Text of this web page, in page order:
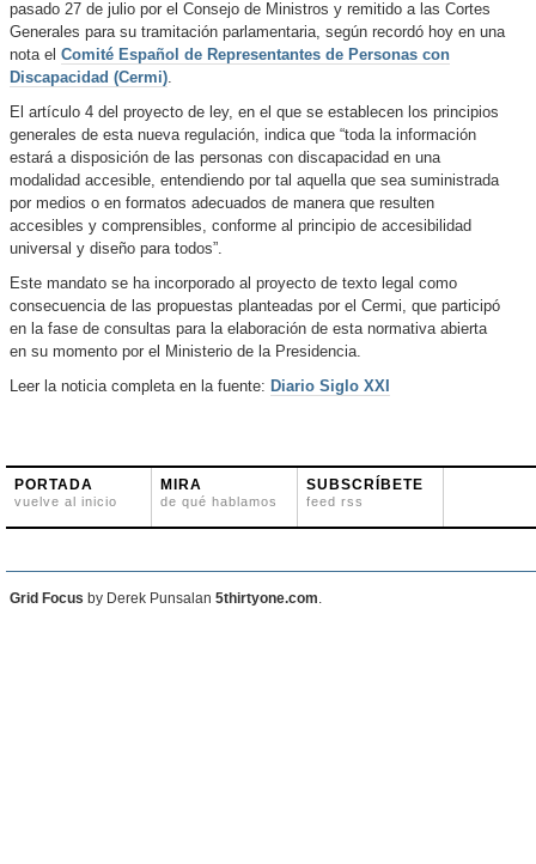
pasado 27 de julio por el Consejo de Ministros y remitido a las Cortes
Generales para su tramitación parlamentaria, según recordó hoy en una
nota el Comité Español de Representantes de Personas con
Discapacidad (Cermi).
El artículo 4 del proyecto de ley, en el que se establecen los principios
generales de esta nueva regulación, indica que “toda la información
estará a disposición de las personas con discapacidad en una
modalidad accesible, entendiendo por tal aquella que sea suministrada
por medios o en formatos adecuados de manera que resulten
accesibles y comprensibles, conforme al principio de accesibilidad
universal y diseño para todos”.
Este mandato se ha incorporado al proyecto de texto legal como
consecuencia de las propuestas planteadas por el Cermi, que participó
en la fase de consultas para la elaboración de esta normativa abierta
en su momento por el Ministerio de la Presidencia.
Leer la noticia completa en la fuente: Diario Siglo XXI
PORTADA
vuelve al inicio
MIRA
de qué hablamos
SUBSCRÍBETE
feed rss
Grid Focus by Derek Punsalan 5thirtyone.com.